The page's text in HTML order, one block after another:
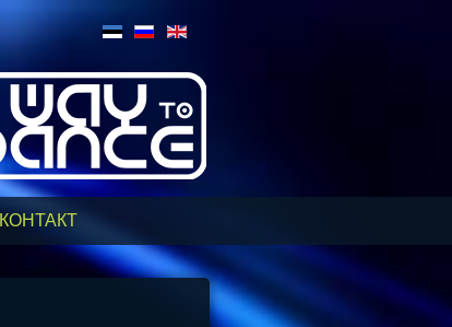
КОНТАКТ